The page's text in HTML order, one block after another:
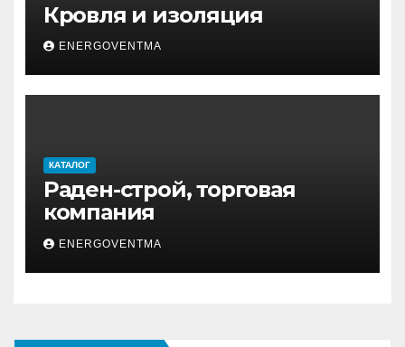
Кровля и изоляция
ENERGOVENTMA
КАТАЛОГ
Раден-строй, торговая
компания
ENERGOVENTMA